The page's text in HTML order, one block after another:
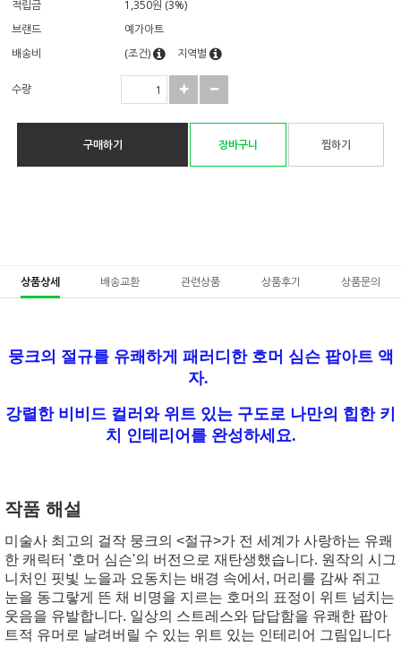
적립금
1,350원 (3%)
브랜드
예가아트
배송비
(조건) 지역별
수량
구매하기 장바구니 찜하기
상품상세 배송교환 관련상품 상품후기 상품문의
뭉크의 절규를 유쾌하게 패러디한 호머 심슨 팝아트 액
자.
강렬한 비비드 컬러와 위트 있는 구도로 나만의 힙한 키
치 인테리어를 완성하세요.
작품 해설
미술사 최고의 걸작 뭉크의 <절규>가 전 세계가 사랑하는 유쾌
한 캐릭터 '호머 심슨'의 버전으로 재탄생했습니다. 원작의 시그
니처인 핏빛 노을과 요동치는 배경 속에서, 머리를 감싸 쥐고
눈을 동그랗게 뜬 채 비명을 지르는 호머의 표정이 위트 넘치는
웃음을 유발합니다. 일상의 스트레스와 답답함을 유쾌한 팝아
트적 유머로 날려버릴 수 있는 위트 있는 인테리어 그림입니다